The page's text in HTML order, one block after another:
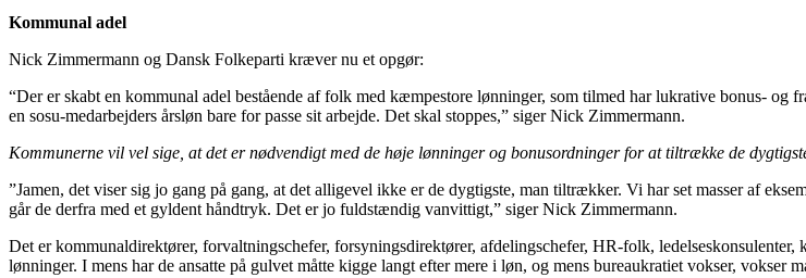
Kommunal adel
Nick Zimmermann og Dansk Folkeparti kræver nu et opgør:
“Der er skabt en kommunal adel bestående af folk med kæmpestore lønninger, som tilmed har lukrative bonus- og
en sosu-medarbejders årsløn bare for passe sit arbejde. Det skal stoppes,” siger Nick Zimmermann.
Kommunerne vil vel sige, at det er nødvendigt med de høje lønninger og bonusordninger for at tiltrække de
”Jamen, det viser sig jo gang på gang, at det alligevel ikke er de dygtigste, man tiltrækker. Vi har set masser af
går de derfra med et gyldent håndtryk. Det er jo fuldstændig vanvittigt,” siger Nick Zimmermann.
Det er kommunaldirektører, forvaltningschefer, forsyningsdirektører, afdelingschefer, HR-folk,
lønninger. I mens har de ansatte på gulvet måtte kigge langt efter mere i løn, og mens bureaukratiet vokser, vokser